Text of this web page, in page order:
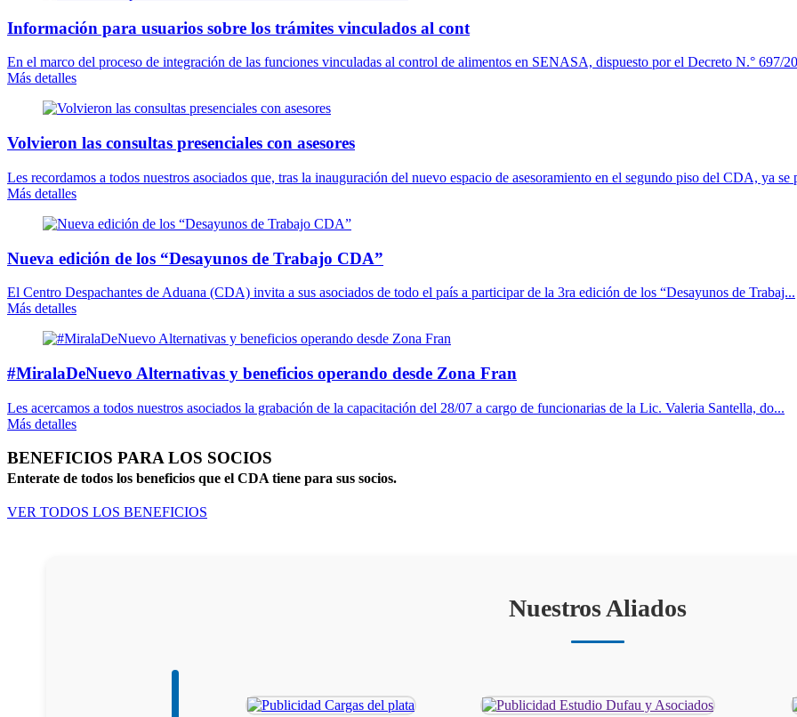
Información para usuarios sobre los trámites vinculados al cont
En el marco del proceso de integración de las funciones vinculadas al control de alimentos en SENASA, dispuesto por el Decreto N.° 697/
Más detalles
Volvieron las consultas presenciales con asesores
Les recordamos a todos nuestros asociados que, tras la inauguración del nuevo espacio de asesoramiento en el segundo piso del CDA, ya se
Más detalles
Nueva edición de los “Desayunos de Trabajo CDA”
El Centro Despachantes de Aduana (CDA) invita a sus asociados de todo el país a participar de la 3ra edición de los “Desayunos de Trabaj...
Más detalles
#MiralaDeNuevo Alternativas y beneficios operando desde Zona Fran
Les acercamos a todos nuestros asociados la grabación de la capacitación del 28/07 a cargo de funcionarias de la Lic. Valeria Santella, do...
Más detalles
BENEFICIOS PARA LOS SOCIOS
Enterate de todos los beneficios que el CDA tiene para sus socios.
VER TODOS LOS BENEFICIOS
Nuestros Aliados